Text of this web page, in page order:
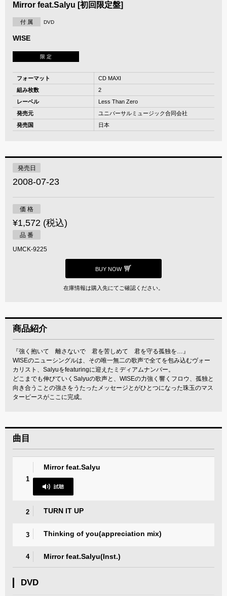
Mirror feat.Salyu [初回限定盤]
付 属 DVD
WISE
限 定
フォーマット
CD MAXI
組み枚数
2
レーベル
Less Than Zero
発売元
ユニバーサルミュージック合同会社
発売国
日本
発売日
2008-07-23
価 格
¥1,572 (税込)
品 番
UMCK-9225
BUY NOW
在庫情報は購入先にてご確認ください。
商品紹介
『強く抱いて 離さないで 君を苦しめて 君を守る孤独を…』
WISEのニューシングルは、その唯一無二の歌声で全てを包み込むヴォー
カリスト、Salyuをfeaturingに迎えたミディアムナンバー。
どこまでも伸びていくSalyuの歌声と、WISEの力強く響くフロウ、孤独と
向き合うことの強さをうたったメッセージとがひとつになった珠玉のマス
ターピースがここに完成。
曲目
1
Mirror feat.Salyu
2 TURN IT UP
3 Thinking of you(appreciation mix)
4 Mirror feat.Salyu(Inst.)
DVD